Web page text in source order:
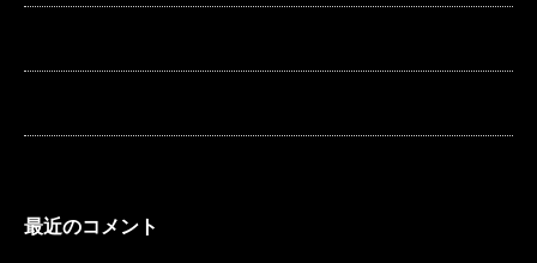
最近のコメント